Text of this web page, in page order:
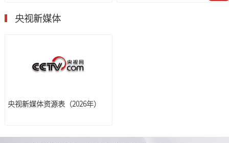
央视新媒体
央视新媒体资源表（2026年）